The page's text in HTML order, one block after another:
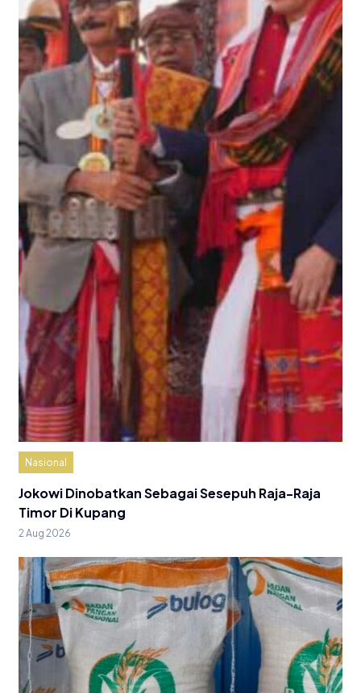
Nasional
Jokowi Dinobatkan Sebagai Sesepuh Raja-Raja
Timor Di Kupang
2 Aug 2026